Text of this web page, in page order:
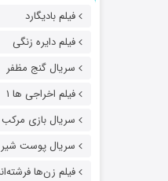
فیلم بادیگارد
فیلم دایره زنگی
سریال گنج مظفر
فیلم اخراجی ها ۱
سریال بازی مرکب
سریال پوست شیر
فیلم زن‌ها